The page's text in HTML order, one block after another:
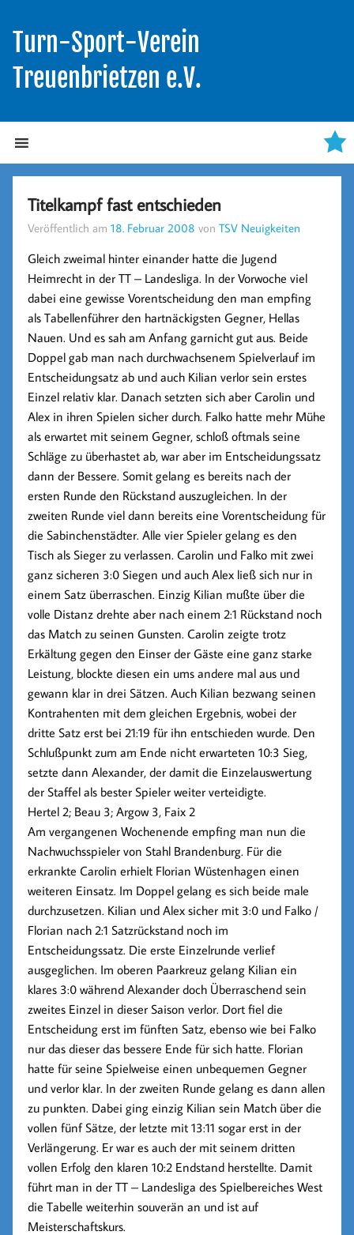
Turn-Sport-Verein
Treuenbrietzen e.V.
Titelkampf fast entschieden
Veröffentlich am18. Februar 2008 vonTSV Neuigkeiten
Gleich zweimal hinter einander hatte die Jugend
Heimrecht in der TT – Landesliga. In der Vorwoche viel
dabei eine gewisse Vorentscheidung den man empfing
als Tabellenführer den hartnäckigsten Gegner, Hellas
Nauen. Und es sah am Anfang garnicht gut aus. Beide
Doppel gab man nach durchwachsenem Spielverlauf im
Entscheidungsatz ab und auch Kilian verlor sein erstes
Einzel relativ klar. Danach setzten sich aber Carolin und
Alex in ihren Spielen sicher durch. Falko hatte mehr Mühe
als erwartet mit seinem Gegner, schloß oftmals seine
Schläge zu überhastet ab, war aber im Entscheidungssatz
dann der Bessere. Somit gelang es bereits nach der
ersten Runde den Rückstand auszugleichen. In der
zweiten Runde viel dann bereits eine Vorentscheidung für
die Sabinchenstädter. Alle vier Spieler gelang es den
Tisch als Sieger zu verlassen. Carolin und Falko mit zwei
ganz sicheren 3:0 Siegen und auch Alex ließ sich nur in
einem Satz überraschen. Einzig Kilian mußte über die
volle Distanz drehte aber nach einem 2:1 Rückstand noch
das Match zu seinen Gunsten. Carolin zeigte trotz
Erkältung gegen den Einser der Gäste eine ganz starke
Leistung, blockte diesen ein ums andere mal aus und
gewann klar in drei Sätzen. Auch Kilian bezwang seinen
Kontrahenten mit dem gleichen Ergebnis, wobei der
dritte Satz erst bei 21:19 für ihn entschieden wurde. Den
Schlußpunkt zum am Ende nicht erwarteten 10:3 Sieg,
setzte dann Alexander, der damit die Einzelauswertung
der Staffel als bester Spieler weiter verteidigte.
Hertel 2; Beau 3; Argow 3, Faix 2
Am vergangenen Wochenende empfing man nun die
Nachwuchsspieler von Stahl Brandenburg. Für die
erkrankte Carolin erhielt Florian Wüstenhagen einen
weiteren Einsatz. Im Doppel gelang es sich beide male
durchzusetzen. Kilian und Alex sicher mit 3:0 und Falko /
Florian nach 2:1 Satzrückstand noch im
Entscheidungssatz. Die erste Einzelrunde verlief
ausgeglichen. Im oberen Paarkreuz gelang Kilian ein
klares 3:0 während Alexander doch Überraschend sein
zweites Einzel in dieser Saison verlor. Dort fiel die
Entscheidung erst im fünften Satz, ebenso wie bei Falko
nur das dieser das bessere Ende für sich hatte. Florian
hatte für seine Spielweise einen unbequemen Gegner
und verlor klar. In der zweiten Runde gelang es dann allen
zu punkten. Dabei ging einzig Kilian sein Match über die
vollen fünf Sätze, der letzte mit 13:11 sogar erst in der
Verlängerung. Er war es auch der mit seinem dritten
vollen Erfolg den klaren 10:2 Endstand herstellte. Damit
führt man in der TT – Landesliga des Spielbereiches West
die Tabelle weiterhin souverän an und ist auf
Meisterschaftskurs.